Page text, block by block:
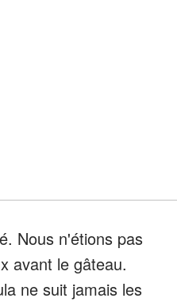
Nous n'étions pas
avant le gâteau.
ne suit jamais les